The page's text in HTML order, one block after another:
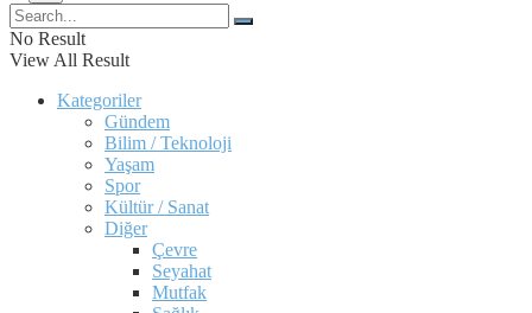
No Result
View All Result
Kategoriler
Gündem
Bilim / Teknoloji
Yaşam
Spor
Kültür / Sanat
Diğer
Çevre
Seyahat
Mutfak